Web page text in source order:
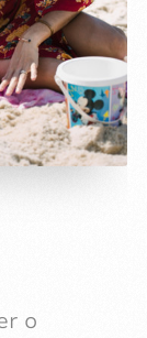
o